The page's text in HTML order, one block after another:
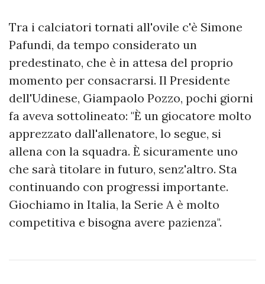
Tra i calciatori tornati all'ovile c'è Simone
Pafundi, da tempo considerato un
predestinato, che è in attesa del proprio
momento per consacrarsi. Il Presidente
dell'Udinese, Giampaolo Pozzo, pochi giorni
fa aveva sottolineato: "È un giocatore molto
apprezzato dall'allenatore, lo segue, si
allena con la squadra. È sicuramente uno
che sarà titolare in futuro, senz'altro. Sta
continuando con progressi importante.
Giochiamo in Italia, la Serie A è molto
competitiva e bisogna avere pazienza".